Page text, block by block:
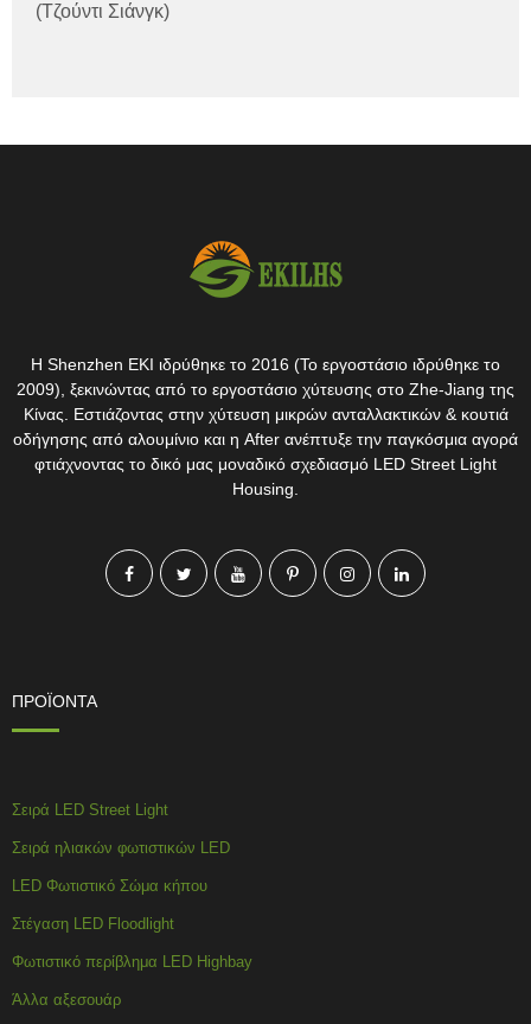
(Τζούντι Σιάνγκ)
Η Shenzhen EKI ιδρύθηκε το 2016 (Το εργοστάσιο ιδρύθηκε το
2009), ξεκινώντας από το εργοστάσιο χύτευσης στο Zhe-Jiang της
Κίνας. Εστιάζοντας στην χύτευση μικρών ανταλλακτικών & κουτιά
οδήγησης από αλουμίνιο και η After ανέπτυξε την παγκόσμια αγορά
φτιάχνοντας το δικό μας μοναδικό σχεδιασμό LED Street Light
Housing.
ΠΡΟΪΟΝΤΑ
Σειρά LED Street Light
Σειρά ηλιακών φωτιστικών LED
LED Φωτιστικό Σώμα κήπου
Στέγαση LED Floodlight
Φωτιστικό περίβλημα LED Highbay
Άλλα αξεσουάρ